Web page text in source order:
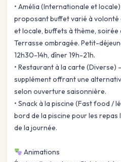
• Amélia (Internationale et
proposant buffet varié à volonté
et locale, buffets à thème,
Terrasse ombragée. Petit-
12h30-14h, dîner 19h-21h.
• Restaurant à la carte
supplément offrant une
selon ouverture saisonnière.
• Snack à la piscine (Fast food /
bord de la piscine pour les
de la journée.
Animations